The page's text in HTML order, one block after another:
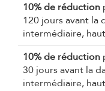
10% de réduction
120 jours avant la
intermédiaire,
10% de réduction
30 jours avant la
intermédiaire,